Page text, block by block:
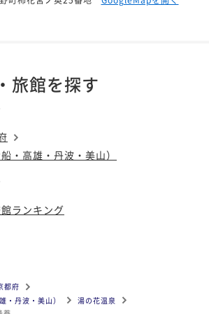
旅館を探す
・高雄・丹波・美山）
ランキング
都府
・丹波・美山）
湯の花温泉